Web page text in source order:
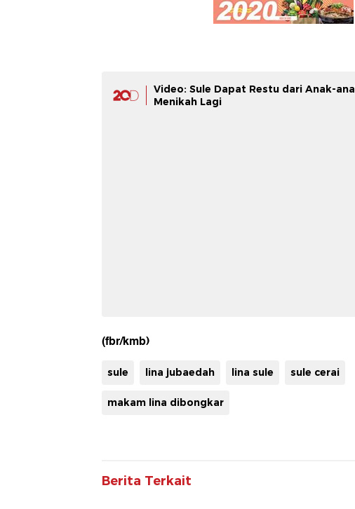
Video: Sule Dapat Restu dari Anak-
Menikah Lagi
(fbr/kmb)
sule lina jubaedah lina sule sule cerai
makam lina dibongkar
Berita Terkait